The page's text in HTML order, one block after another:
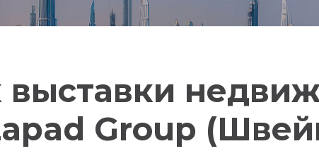
выставки
Group